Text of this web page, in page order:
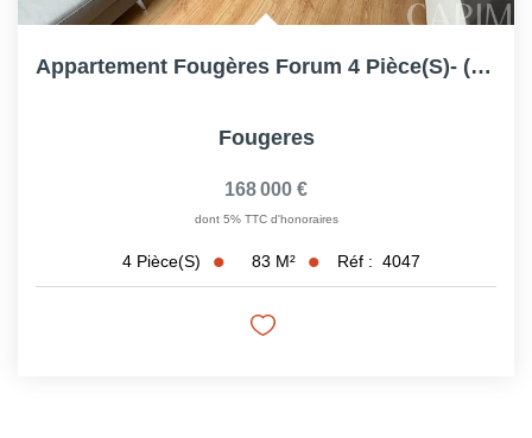
Appartement Fougères Forum 4 Pièce(s)- (83.42m² Hab)- 3...
Fougeres
168 000 €
dont 5% TTC d'honoraires
4 Pièce(s) 83 M² Réf : 4047